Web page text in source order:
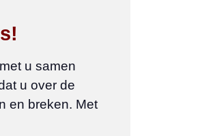
u samen
u over de
en breken. Met